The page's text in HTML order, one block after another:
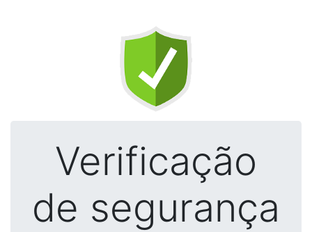
Verificação
de segurança